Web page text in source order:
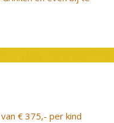
€ 375,- per kind